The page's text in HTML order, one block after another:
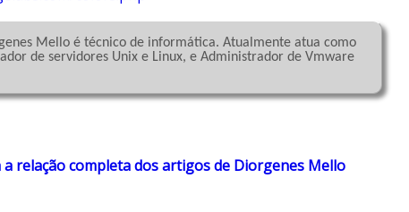
de servidores Unix e Linux, e Administrador de Vmware
a relação completa dos artigos de Diorgenes Mello